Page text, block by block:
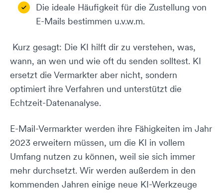
Die ideale Häufigkeit für die Zustellung von
E-Mails bestimmen u.v.w.m.
Kurz gesagt: Die KI hilft dir zu verstehen, was,
wann, an wen und wie oft du senden solltest. KI
ersetzt die Vermarkter aber nicht, sondern
optimiert ihre Verfahren und unterstützt die
Echtzeit-Datenanalyse.
E-Mail-Vermarkter werden ihre Fähigkeiten im Jahr
2023 erweitern müssen, um die KI in vollem
Umfang nutzen zu können, weil sie sich immer
mehr durchsetzt. Wir werden außerdem in den
kommenden Jahren einige neue KI-Werkzeuge